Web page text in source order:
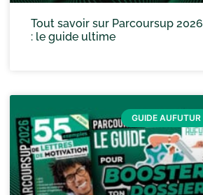
Tout savoir sur Parcoursup 2026
: le guide ultime
GUIDE AUFUTUR